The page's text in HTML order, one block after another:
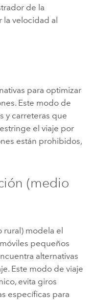
de la
la velocidad al
para optimizar
Este modo de
y carreteras que
el viaje por
están prohibidos,
(medio
modela el
pequeños
alternativas
Este modo de viaje
evita giros
específicas para